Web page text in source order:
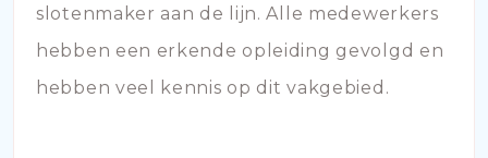
slotenmaker aan de lijn. Alle medewerkers
hebben een erkende opleiding gevolgd en
hebben veel kennis op dit vakgebied.